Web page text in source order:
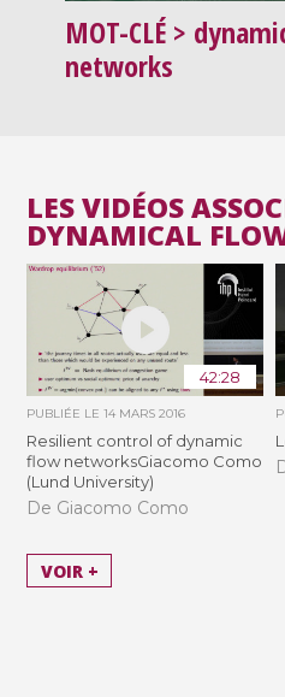
MOT-CLÉ >
networks
LES VIDÉOS
DYNAMICAL
42:28
PUBLIÉE LE14 MARS 2016
Resilient control of dynamic
flow networksGiacomo Como
(Lund University)
De Giacomo Como
VOIR +